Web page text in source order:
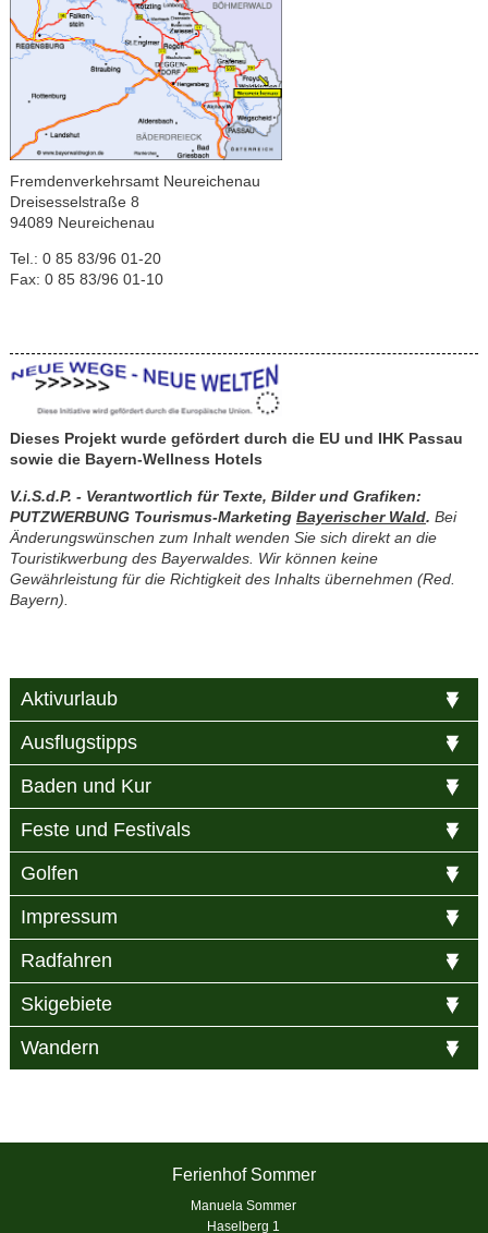
Fremdenverkehrsamt Neureichenau
Dreisesselstraße 8
94089 Neureichenau
Tel.: 0 85 83/96 01-20
Fax: 0 85 83/96 01-10
Dieses Projekt wurde gefördert durch die EU und IHK Passau
sowie die Bayern-Wellness Hotels
V.i.S.d.P. - Verantwortlich für Texte, Bilder und Grafiken:
PUTZWERBUNG Tourismus-Marketing Bayerischer Wald. Bei
Änderungswünschen zum Inhalt wenden Sie sich direkt an die
Touristikwerbung des Bayerwaldes. Wir können keine
Gewährleistung für die Richtigkeit des Inhalts übernehmen (Red.
Bayern).
Aktivurlaub
Ausflugstipps
Baden und Kur
Feste und Festivals
Golfen
Impressum
Radfahren
Skigebiete
Wandern
Ferienhof Sommer
Manuela Sommer
Haselberg 1